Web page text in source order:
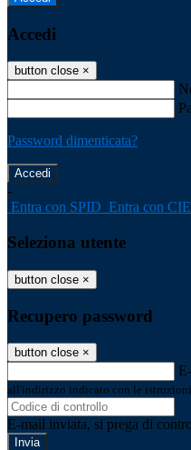
Accedi
button close ×
Password dimenticata?
-
Entra con SPID Entra con CIE
Seleziona utente
button close ×
Recupero password
button close ×
all'indirizzo indicato con le istruzioni
E-mail inviata, si prega di